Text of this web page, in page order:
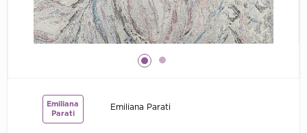
..
Prima Italiana
Emiliana
Parati
Emiliana Parati